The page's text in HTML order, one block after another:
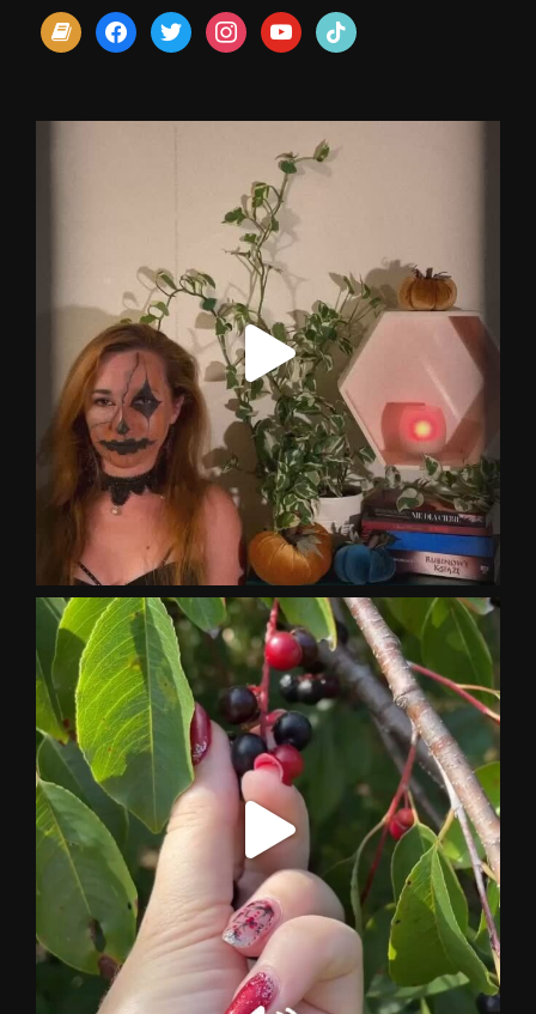
book facebooktwitter instagramyoutubetiktok